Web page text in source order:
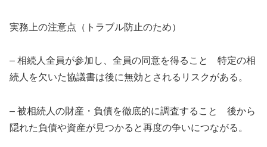
実務上の注意点（トラブル防止のため）
– 相続人全員が参加し、全員の同意を得ること 特定の相
続人を欠いた協議書は後に無効とされるリスクがある。
– 被相続人の財産・負債を徹底的に調査すること 後から
隠れた負債や資産が見つかると再度の争いにつながる。